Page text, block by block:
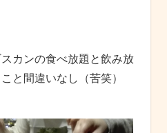
カンの食べ放題と飲み放
と間違いなし（苦笑）